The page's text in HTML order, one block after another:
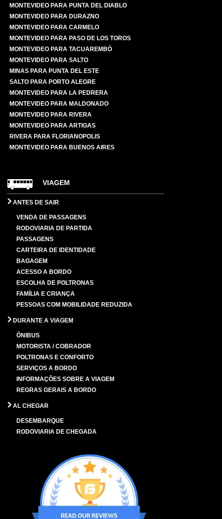
MONTEVIDEO PARA PUNTA DEL DIABLO
MONTEVIDEO PARA DURAZNO
MONTEVIDEO PARA CARMELO
MONTEVIDEO PARA PASO DE LOS TOROS
MONTEVIDEO PARA TACUAREMBÓ
MONTEVIDEO PARA SALTO
MINAS PARA PUNTA DEL ESTE
SALTO PARA PORTO ALEGRE
MONTEVIDEO PARA LA PEDRERA
MONTEVIDEO PARA MALDONADO
MONTEVIDEO PARA RIVERA
MONTEVIDEO PARA ARTIGAS
RIVERA PARA FLORIANOPOLIS
MONTEVIDEO PARA BUENOS AIRES
VIAGEM
ANTES DE SAIR
VENDA DE PASSAGENS
RODOVIARIA DE PARTIDA
PASSAGENS
CARTEIRA DE IDENTIDADE
BAGAGEM
ACESSO A BORDO
ESCOLHA DE POLTRONAS
FAMÍLIA E CRIANÇA
PESSOAS COM MOBILIDADE REDUZIDA
DURANTE A VIAGEM
ÔNIBUS
MOTORISTA / COBRADOR
POLTRONAS E CONFORTO
SERVIÇOS A BORDO
INFORMAÇÕES SOBRE A VIAGEM
REGRAS GERAIS A BORDO
AL CHEGAR
DESEMBARQUE
RODOVIARIA DE CHEGADA